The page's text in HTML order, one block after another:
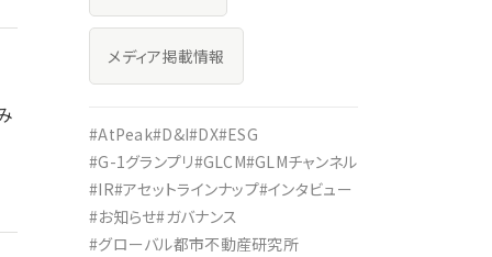
メディア掲載情報
#AtPeak#D&I#DX#ESG
#G-1グランプリ#GLCM#GLMチャンネル
#IR#アセットラインナップ#インタビュー
#お知らせ#ガバナンス
#グローバル都市不動産研究所